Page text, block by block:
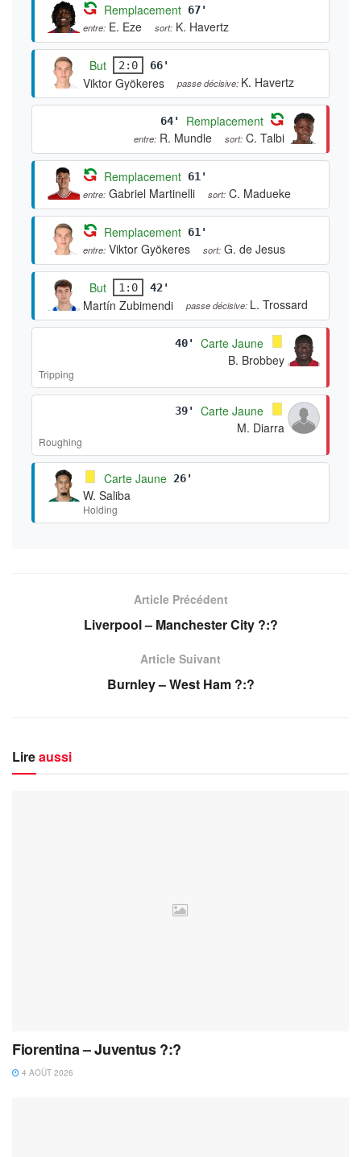
Remplacement 67'
entre: E. Eze sort: K. Havertz
But 2:0 66'
Viktor Gyökeres passe décisive: K. Havertz
64' Remplacement
entre: R. Mundle sort: C. Talbi
Remplacement 61'
entre: Gabriel Martinelli sort: C. Madueke
Remplacement 61'
entre: Viktor Gyökeres sort: G. de Jesus
But 1:0 42'
Martín Zubimendi passe décisive: L. Trossard
40'
Carte Jaune
B. Brobbey
Tripping
39'
Carte Jaune
M. Diarra
Roughing
Carte Jaune 26'
W. Saliba
Holding
Article Précédent
Liverpool – Manchester City ?:?
Article Suivant
Burnley – West Ham ?:?
Lireaussi
Fiorentina – Juventus ?:?
4 AOÛT 2026